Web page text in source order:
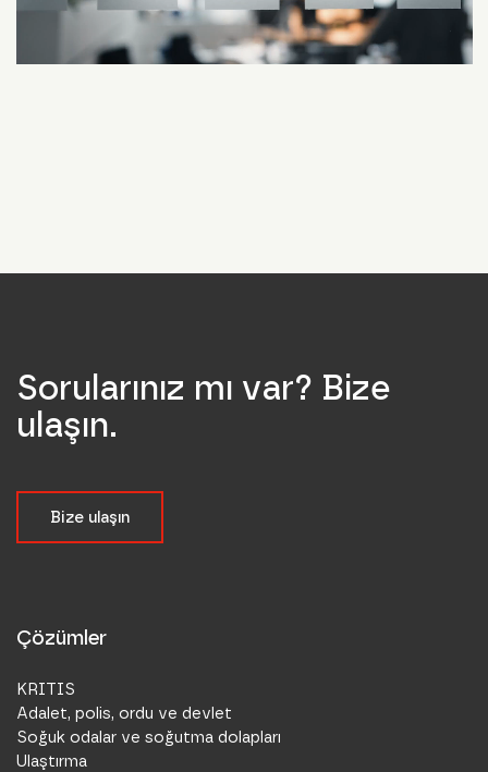
Sorularınız mı var? Bize
ulaşın.
Bize ulaşın
Çözümler
KRITIS
Adalet, polis, ordu ve devlet
Soğuk odalar ve soğutma dolapları
Ulaştırma